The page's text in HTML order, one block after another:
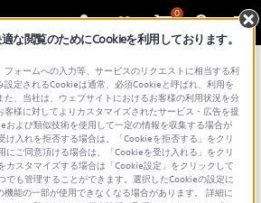
0
お問い合わせ メモリースティック
な閲覧のためにCookieを利用しております。
ォームへの入力等、サービスのリクエストに相当する利
定されるCookieは通常、必須Cookieと呼ばれ、利用を
、当社は、ウェブサイトにおけるお客様の利用状況を分
様に対してよりカスタマイズされたサービス・広告を提
および類似技術を使用して一定の情報を収集する場合が
け入れを拒否する場合は、「Cookieを拒否する」をクリ
にご同意頂ける場合は、「Cookieを受け入れる」をクリ
カスタマイズする場合は「Cookie設定」をクリックして
でも管理することができます。選択したCookieの設定に
能の一部が使用できなくなる場合があります。 詳細に